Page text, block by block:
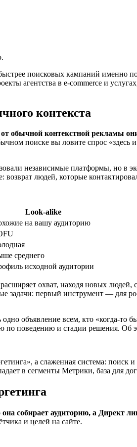
поисковых кампаний именно
агентства в e-commerce и
контекста
обычной контекстной рекламы
поиске вы ловите спрос «здесь
независимые платформы, но в
людей, которые
Look-alike
на вашу аудиторию
среднего
исходной аудитории
охват, находя новых
задачи: первый инструмент — для
объявление всем, кто «когда-то
по поведению и стадии решения.
а слаженная система: поиск
в сегменты Метрики, база для
собирает аудиторию, а Директ
и целей на сайте.